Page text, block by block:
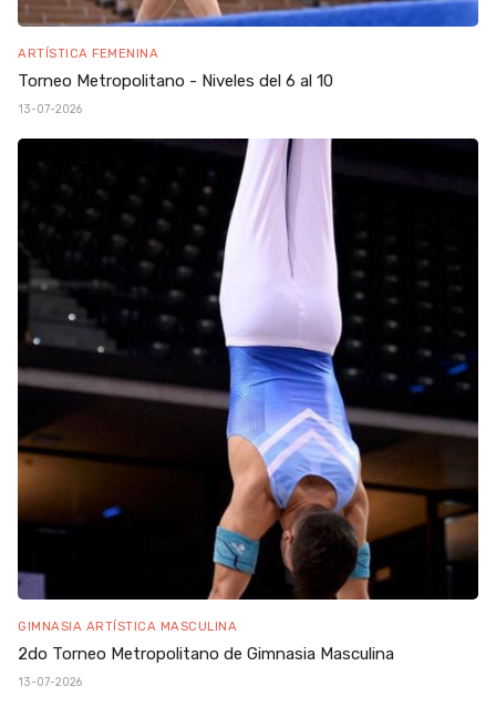
ARTÍSTICA FEMENINA
Torneo Metropolitano - Niveles del 6 al 10
13-07-2026
GIMNASIA ARTÍSTICA MASCULINA
2do Torneo Metropolitano de Gimnasia Masculina
13-07-2026